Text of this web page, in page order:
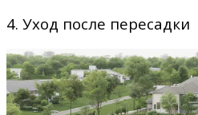
4. Уход после пересадки